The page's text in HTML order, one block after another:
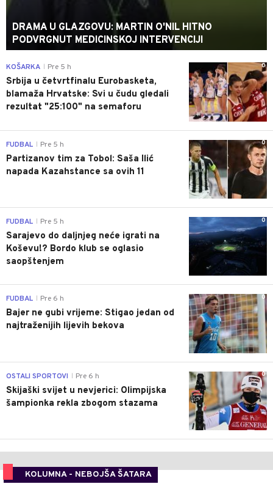
DRAMA U GLAZGOVU: MARTIN O'NIL HITNO
PODVRGNUT MEDICINSKOJ INTERVENCIJI
0
KOŠARKA Pre 5 h
Srbija u četvrtfinalu Eurobasketa,
blamaža Hrvatske: Svi u čudu gledali
rezultat "25:100" na semaforu
0
FUDBAL Pre 5 h
Partizanov tim za Tobol: Saša Ilić
napada Kazahstance sa ovih 11
0
FUDBAL Pre 5 h
Sarajevo do daljnjeg neće igrati na
Koševu!? Bordo klub se oglasio
saopštenjem
0
FUDBAL Pre 6 h
Bajer ne gubi vrijeme: Stigao jedan od
najtraženijih lijevih bekova
0
OSTALI SPORTOVI Pre 6 h
Skijaški svijet u nevjerici: Olimpijska
šampionka rekla zbogom stazama
KOLUMNA - NEBOJŠA ŠATARA